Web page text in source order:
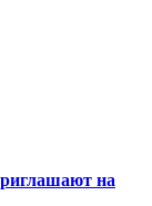
на